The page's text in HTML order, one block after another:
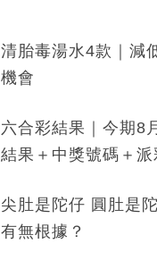
清胎毒湯水4款｜減
機會
六合彩結果｜今期8
結果＋中獎號碼＋派
尖肚是陀仔 圓肚是
有無根據？